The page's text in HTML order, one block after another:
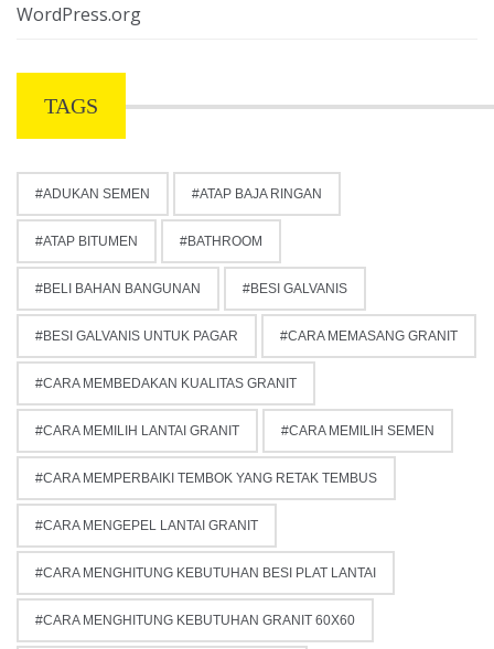
WordPress.org
TAGS
ADUKAN SEMEN ATAP BAJA RINGAN
ATAP BITUMEN BATHROOM
BELI BAHAN BANGUNAN BESI GALVANIS
BESI GALVANIS UNTUK PAGAR CARA MEMASANG GRANIT
CARA MEMBEDAKAN KUALITAS GRANIT
CARA MEMILIH LANTAI GRANIT CARA MEMILIH SEMEN
CARA MEMPERBAIKI TEMBOK YANG RETAK TEMBUS
CARA MENGEPEL LANTAI GRANIT
CARA MENGHITUNG KEBUTUHAN BESI PLAT LANTAI
CARA MENGHITUNG KEBUTUHAN GRANIT 60X60